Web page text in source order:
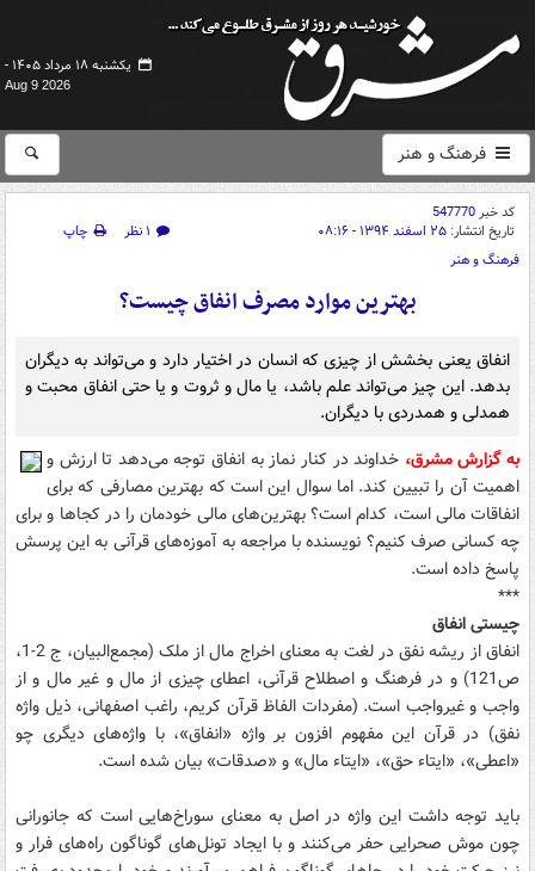
یکشنبه ۱۸ مرداد ۱۴۰۵ -
Aug 9 2026
فرهنگ و هنر
کد خبر547770
تاریخ انتشار: ۲۵ اسفند ۱۳۹۴ - ۰۸:۱۶ ۱ نظر
چاپ
فرهنگ و هنر
بهترین موارد مصرف انفاق چیست؟
انفاق یعنی بخشش از چیزی که انسان در اختیار دارد و می‌تواند به دیگران
بدهد. این چیز می‌تواند علم باشد، یا مال و ثروت و یا حتی انفاق محبت و
همدلی و همدردی با دیگران.
به گزارش مشرق، خداوند در کنار نماز به انفاق توجه می‌دهد تا ارزش و
اهمیت آن را تبیین کند. اما سوال این است که بهترین مصارفی که برای
انفاقات مالی است، کدام است؟ بهترین‌های مالی خودمان را در کجاها و برای
چه کسانی صرف کنیم؟ نویسنده با مراجعه به آموزه‌های قرآنی به این پرسش
پاسخ داده است.
***
چیستی انفاق
انفاق از ریشه نفق در لغت به معنای اخراج مال از ملک (مجمع‌البیان، ج 2-1،
ص121) و در فرهنگ و اصطلاح قرآنی، اعطای چیزی از مال و غیر مال و از
واجب و غیرواجب است. (مفردات الفاظ قرآن کریم، راغب اصفهانی، ذیل واژه
نفق) در قرآن این مفهوم افزون بر واژه «انفاق»، با واژه‌های دیگری چو
«اعطی»، «ایتاء حق»، «ایتاء مال» و «صدقات» بیان شده است.
باید توجه داشت این واژه در اصل به معنای سوراخ‌هایی است که جانورانی
چون موش صحرایی حفر می‌کنند و با ایجاد تونل‌های گوناگون راه‌های فرار و